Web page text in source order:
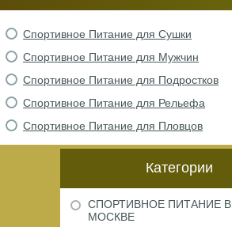
Спортивное Питание для Сушки
Спортивное Питание для Мужчин
Спортивное Питание для Подростков
Спортивное Питание для Рельефа
Спортивное Питание для Пловцов
Категории
СПОРТИВНОЕ ПИТАНИЕ В
МОСКВЕ